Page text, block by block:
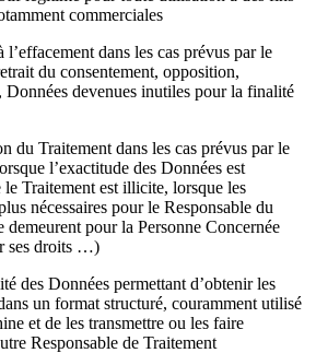
commerciales
dans les cas prévus par le
du consentement, opposition,
devenues inutiles pour la finalité
du Traitement dans les cas prévus par le
l’exactitude des Données est
le Traitement est illicite, lorsque les
nécessaires pour le Responsable du
demeurent pour la Personne Concernée
ses droits …)
des Données permettant d’obtenir les
un format structuré, couramment utilisé
et de les transmettre ou les faire
Responsable de Traitement